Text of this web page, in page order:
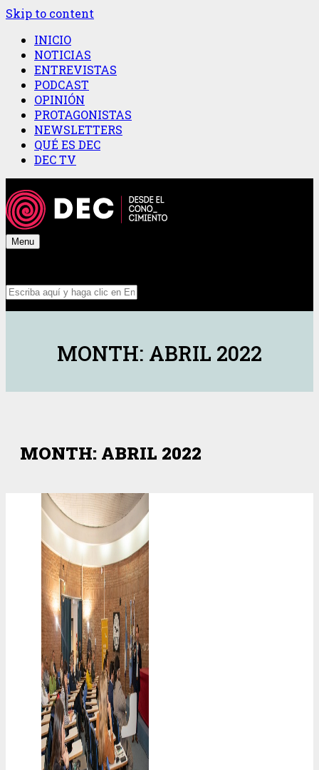
Skip to content
INICIO
NOTICIAS
ENTREVISTAS
PODCAST
OPINIÓN
PROTAGONISTAS
NEWSLETTERS
QUÉ ES DEC
DEC TV
Menu
MONTH: ABRIL 2022
MONTH: ABRIL 2022